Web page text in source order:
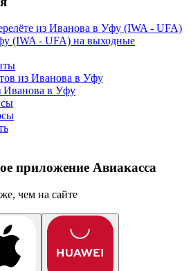
из Иванова в Уфу (IWA - UFA)
(IWA - UFA) на выходные
из Иванова в Уфу
Иванова в Уфу
приложение Авиакасса
чем на сайте